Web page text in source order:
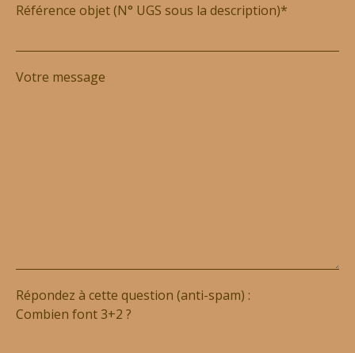
Référence objet (N° UGS sous la description)*
Votre message
Répondez à cette question (anti-spam) :
Combien font 3+2 ?